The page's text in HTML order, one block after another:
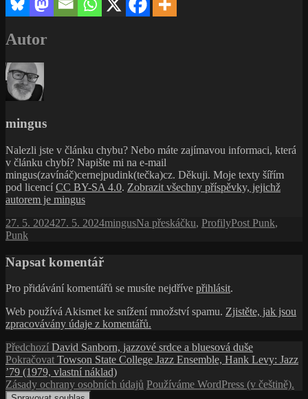
Autor
mingus
Nalezli jste v článku chybu? Nebo máte zajímavou informaci, která
v článku chybí? Napište mi na e-mail
mingus(zavínáč)cernejpudink(tečka)cz. Děkuji. Moje texty šířím
pod licencí CC BY-SA 4.0. Zobrazit všechny příspěvky, jejichž
autorem je mingus
Publikováno:
27. 5. 202427. 5. 2024Autor:
mingusRubriky:
Na přeskáčku, ProfilyŠtítky:
Post Punk,
Punk
Napsat komentář
Pro přidávání komentářů se musíte nejdříve přihlásit.
Web používá Akismet ke snížení množství spamu. Zjistěte, jak jsou
zpracovávány údaje z komentářů.
Navigace
pro
příspěvek
Předchozí Předchozí
příspěvek:
David Sanborn, jazzové srdce a bluesová duše
Pokračovat Následující
příspěvek:
Towson State College Jazz Ensemble, Hank Levy: Jazz
’79 (1979, vlastní náklad)
Zásady ochrany osobních údajů Používáme WordPress (v češtině).